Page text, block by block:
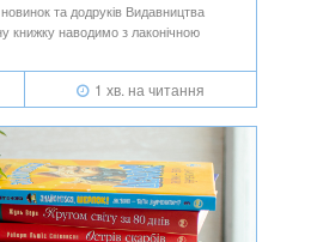
та додруків Видавництва
книжку наводимо з лаконічною
1 хв. на читання